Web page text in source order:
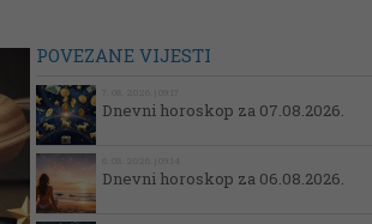
POVEZANE VIJESTI
Dnevni horoskop za 07.08.2026.
Dnevni horoskop za 06.08.2026.